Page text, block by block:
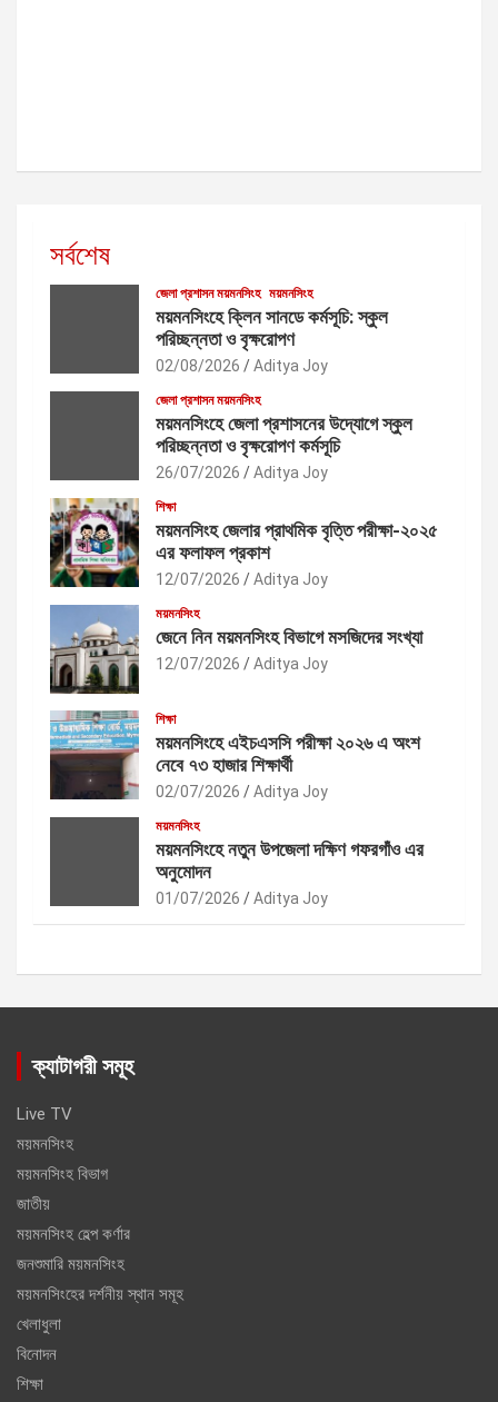
সর্বশেষ
জেলা প্রশাসন ময়মনসিংহ ময়মনসিংহ
ময়মনসিংহে ক্লিন সানডে কর্মসূচি: স্কুল
পরিচ্ছন্নতা ও বৃক্ষরোপণ
02/08/2026 Aditya Joy
জেলা প্রশাসন ময়মনসিংহ
ময়মনসিংহে জেলা প্রশাসনের উদ্যোগে স্কুল
পরিচ্ছন্নতা ও বৃক্ষরোপণ কর্মসূচি
26/07/2026 Aditya Joy
শিক্ষা
ময়মনসিংহ জেলার প্রাথমিক বৃত্তি পরীক্ষা-২০২৫
এর ফলাফল প্রকাশ
12/07/2026 Aditya Joy
ময়মনসিংহ
জেনে নিন ময়মনসিংহ বিভাগে মসজিদের সংখ্যা
12/07/2026 Aditya Joy
শিক্ষা
ময়মনসিংহে এইচএসসি পরীক্ষা ২০২৬ এ অংশ
নেবে ৭৩ হাজার শিক্ষার্থী
02/07/2026 Aditya Joy
ময়মনসিংহ
ময়মনসিংহে নতুন উপজেলা দক্ষিণ গফরগাঁও এর
অনুমোদন
01/07/2026 Aditya Joy
ক্যাটাগরী সমূহ
Live TV
ময়মনসিংহ
ময়মনসিংহ বিভাগ
জাতীয়
ময়মনসিংহ হেল্প কর্ণার
জনশুমারি ময়মনসিংহ
ময়মনসিংহের দর্শনীয় স্থান সমূহ
খেলাধুলা
বিনোদন
শিক্ষা